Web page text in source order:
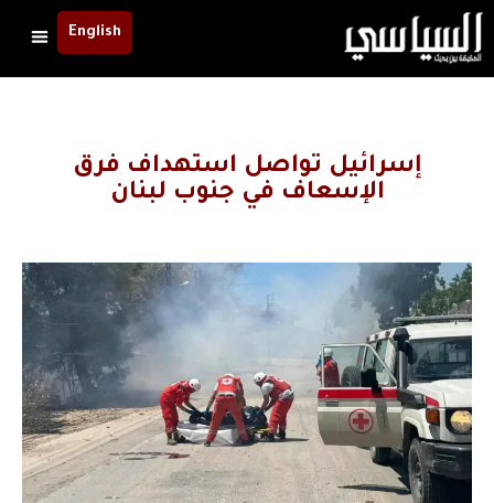
English
إسرائيل تواصل استهداف فرق
الإسعاف في جنوب لبنان